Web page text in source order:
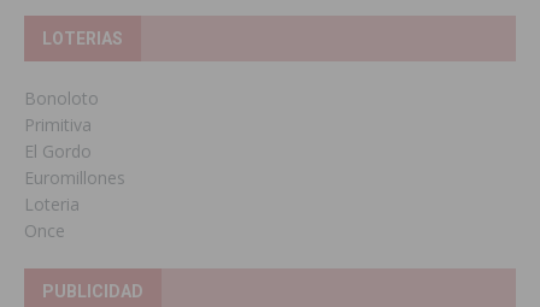
LOTERIAS
Bonoloto
Primitiva
El Gordo
Euromillones
Loteria
Once
PUBLICIDAD